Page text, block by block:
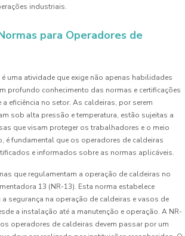
industriais.
para Operadores de
uma atividade que exige não apenas habilidades
profundo conhecimento das normas e certificações
a eficiência no setor. As caldeiras, por serem
sob alta pressão e temperatura, estão sujeitas a
que visam proteger os trabalhadores e o meio
é fundamental que os operadores de caldeiras
e informados sobre as normas aplicáveis.
que regulamentam a operação de caldeiras no
13 (NR-13). Esta norma estabelece
segurança na operação de caldeiras e vasos de
a instalação até a manutenção e operação. A NR-
operadores de caldeiras devem passar por um